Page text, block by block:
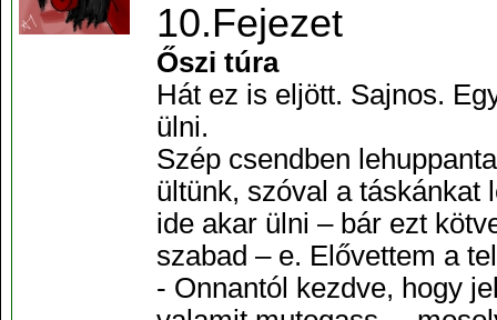
10.Fejezet
Őszi túra
Hát ez is eljött. Sajnos.
ülni.
Szép csendben
ültünk, szóval a táskánkat
ide akar ülni – bár ezt
szabad – e. Elővettem a
- Onnantól kezdve, hogy